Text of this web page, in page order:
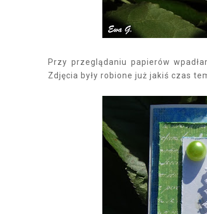
Przy przeglądaniu papierów
Zdjęcia były robione już jakiś czas